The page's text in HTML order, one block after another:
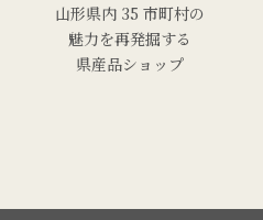
山形県内 35 市町村の
魅力を再発掘する
県産品ショップ